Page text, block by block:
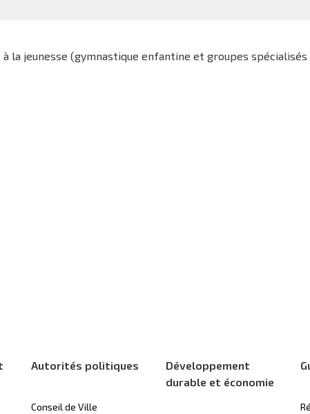
la jeunesse (gymnastique enfantine et groupes spécialisés
Autorités politiques
Conseil de Ville
Développement
durable et économie